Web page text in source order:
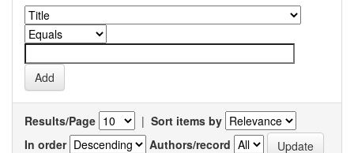
Results/Page | Sort items by
In order
Authors/record